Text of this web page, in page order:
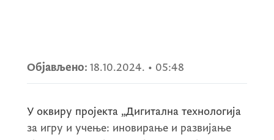
Објављено: 18.10.2024. • 05:48
У оквиру пројекта „Дигитална технологија
за игру и учење: иновирање и развијање